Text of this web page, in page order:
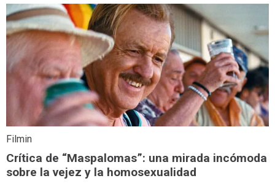
Filmin
Crítica de “Maspalomas”: una mirada incómoda
sobre la vejez y la homosexualidad